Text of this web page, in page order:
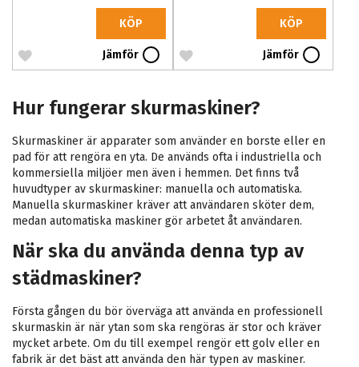
KÖP
Jämför
KÖP
Jämför
Hur fungerar skurmaskiner?
Skurmaskiner är apparater som använder en borste eller en
pad för att rengöra en yta. De används ofta i industriella och
kommersiella miljöer men även i hemmen. Det finns två
huvudtyper av skurmaskiner: manuella och automatiska.
Manuella skurmaskiner kräver att användaren sköter dem,
medan automatiska maskiner gör arbetet åt användaren.
När ska du använda denna typ av
städmaskiner?
Första gången du bör överväga att använda en professionell
skurmaskin är när ytan som ska rengöras är stor och kräver
mycket arbete. Om du till exempel rengör ett golv eller en
fabrik är det bäst att använda den här typen av maskiner.